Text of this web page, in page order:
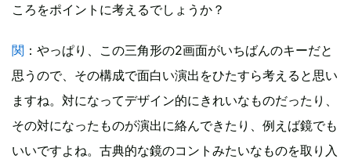
ころをポイントに考えるでしょうか？
関 ：やっぱり、この三角形の2画面がいちばんのキーだと
思うので、その構成で面白い演出をひたすら考えると思い
ますね。対になってデザイン的にきれいなものだったり、
その対になったものが演出に絡んできたり、例えば鏡でも
いいですよね。古典的な鏡のコントみたいなものを取り入